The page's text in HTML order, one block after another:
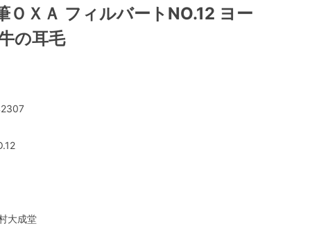
ＯＸＡ フィルバートNO.12 ヨー
の耳毛
大成堂